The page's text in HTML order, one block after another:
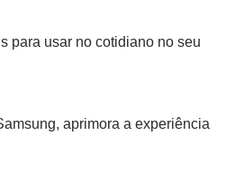
para usar no cotidiano no seu
aprimora a experiência